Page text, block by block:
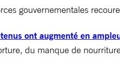
gouvernementales
ont augmenté en
du manque de